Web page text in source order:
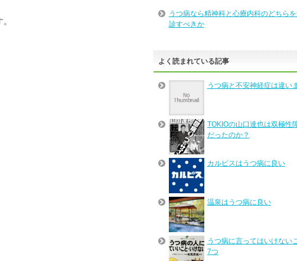
うつ病なら精神科と心療内科のどちら
診すべきか
よく読まれている記事
うつ病と不安神経症は違い
TOKIOの山口達也は双極性
だったのか？
カルピスはうつ病に良い
温泉はうつ病に良い
うつ病に言ってはいけない
7つ